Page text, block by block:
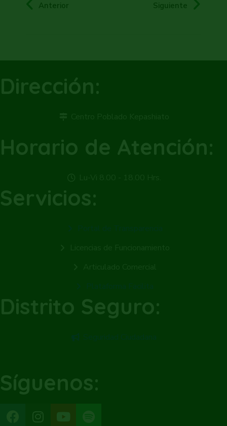
Anterior Siguiente
Dirección:
Horario de Atención:
Servicios:
Distrito Seguro:
Síguenos: